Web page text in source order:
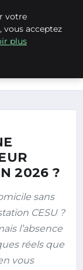
CESU
2026 ?
sans
CESU ?
l’absence
réels que
vous
votre
vous acceptez
plus